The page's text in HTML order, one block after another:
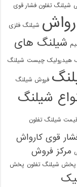
شیلنگ تفلون فشار قوی
شیلنگ فلزی
شیلنگ های
هیدرولیک چیست شیلنگ
فروش شیلنگ
شیلنگ
شیلنگ تفلون
قوی کارواش
مرکز فروش
پخش شیلنگ تفلون پخش